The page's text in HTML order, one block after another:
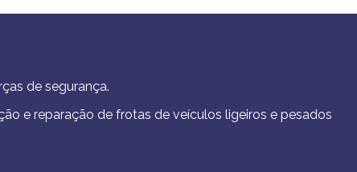
de segurança.
e reparação de frotas de veículos ligeiros e pesados